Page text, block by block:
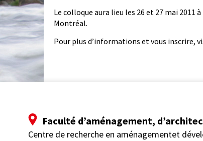
Le colloque aura lieu les 26 et 27 mai 2011
Montréal.
Pour plus d’informations et vous inscrire,
Faculté d’aménagement,
Centre de recherche en aménagementet